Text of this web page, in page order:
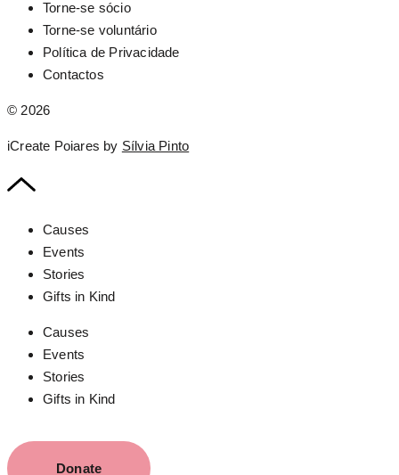
Torne-se sócio
Torne-se voluntário
Política de Privacidade
Contactos
© 2026
iCreate Poiares by Sílvia Pinto
Causes
Events
Stories
Gifts in Kind
Causes
Events
Stories
Gifts in Kind
Donate